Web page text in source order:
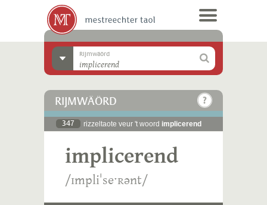
Rijmwäörd
RIJMWÄÖRD
347 rizzeltaote veur 't woord implicerend
implicerend
/ɪmpliˈseˑʀənt/